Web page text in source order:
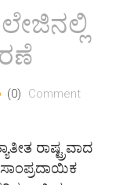
(0) Comment
ರಾಷ್ಟ್ರವಾದ